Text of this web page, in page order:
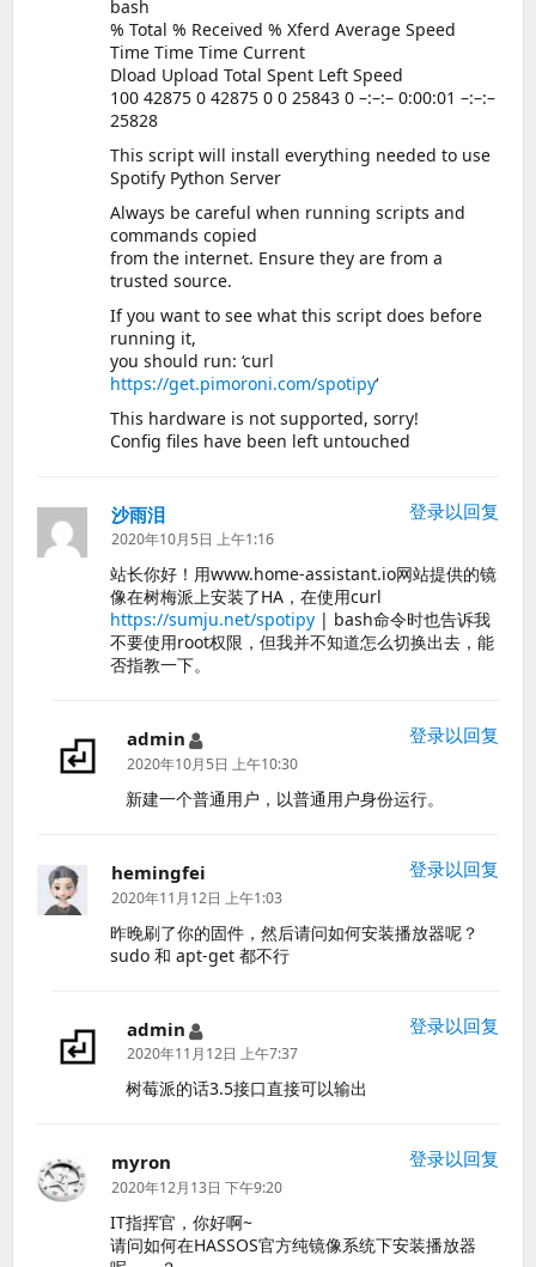
bash
% Total % Received % Xferd Average Speed
Time Time Time Current
Dload Upload Total Spent Left Speed
100 42875 0 42875 0 0 25843 0 –:–:– 0:00:01 –:–:–
25828
This script will install everything needed to use
Spotify Python Server
Always be careful when running scripts and
commands copied
from the internet. Ensure they are from a
trusted source.
If you want to see what this script does before
running it,
you should run: ‘curl
https://get.pimoroni.com/spotipy‘
This hardware is not supported, sorry!
Config files have been left untouched
沙雨泪
道：
2020年10月5日 上午1:16
站长你好！用www.home-assistant.io网站提供的镜
像在树梅派上安装了HA，在使用curl
https://sumju.net/spotipy | bash命令时也告诉我
不要使用root权限，但我并不知道怎么切换出去，能
否指教一下。
登录以回复
admin
说
道：
2020年10月5日 上午10:30
新建一个普通用户，以普通用户身份运行。
登录以回复
hemingfei
道：
2020年11月12日 上午1:03
昨晚刷了你的固件，然后请问如何安装播放器呢？
sudo 和 apt-get 都不行
登录以回复
admin
说
道：
2020年11月12日 上午7:37
树莓派的话3.5接口直接可以输出
登录以回复
myron
道：
2020年12月13日 下午9:20
IT指挥官，你好啊~
请问如何在HASSOS官方纯镜像系统下安装播放器
登录以回复